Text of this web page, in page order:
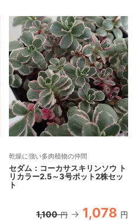
乾燥に強い多肉植物の仲間
セダム：コーカサスキリンソウ ト
リカラー2.5～3号ポット2株セッ
ト
1,100 円 1,078 円